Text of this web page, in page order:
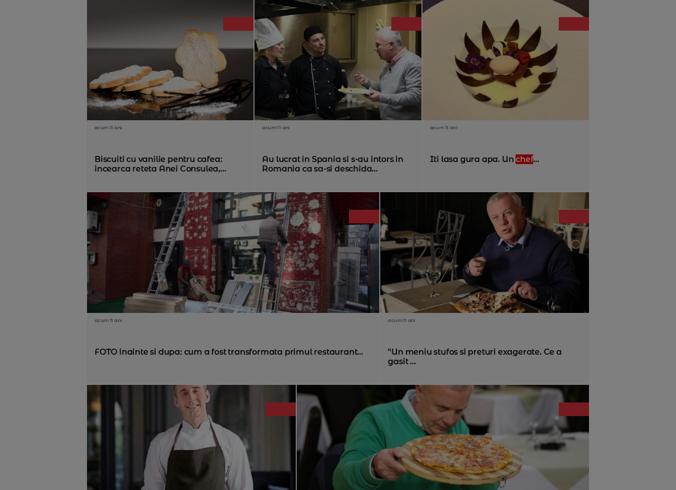
acum 11 ani
Biscuiti cu vanilie pentru cafea:
incearca reteta Anei Consulea,...
acum 11 ani
Au lucrat in Spania si s-au intors in
Romania ca sa-si deschida...
acum 11 ani
Iti lasa gura apa. Unchef...
acum 11 ani
FOTO inainte si dupa: cum a fost transformata primul restaurant...
acum 11 ani
"Un meniu stufos si preturi exagerate. Ce a
gasit ...